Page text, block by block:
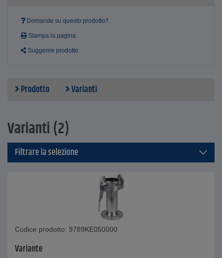
Domande su questo prodotto?
Stampa la pagina
Suggerire prodotto
Prodotto Varianti
Varianti (2)
Filtrare la selezione
Codice prodotto: 9789KE050000
Variante